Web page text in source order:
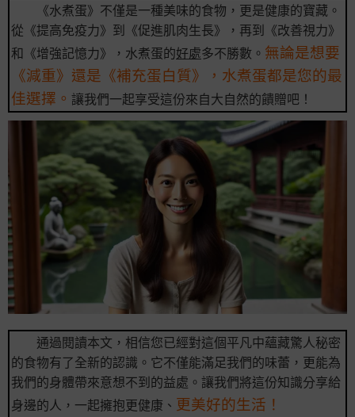
《水煮蛋》不僅是一種美味的食物，更是健康的寶藏。
從《提高免疫力》到《促進肌肉生長》，再到《改善視力》
和《增強記憶力》，水煮蛋的好處多不勝數。 無論是想要
《減重》還是《補充蛋白質》，水煮蛋都是您的最
佳選擇。 讓我們一起享受這份來自大自然的饋贈吧！
通過閱讀本文，相信您已經對這個平凡中蘊藏驚人秘密
的食物有了全新的認識。它不僅能滿足我們的味蕾，更能為
我們的身體帶來意想不到的益處。讓我們將這份知識分享給
身邊的人，一起擁抱更健康、 更美好的生活！